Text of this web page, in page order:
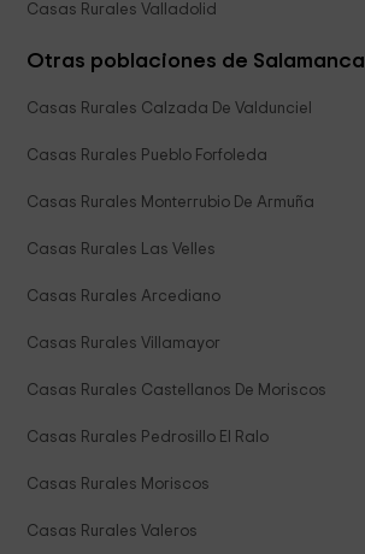
Casas Rurales Valladolid
Otras poblaciones de Salamanca
Casas Rurales Calzada De Valdunciel
Casas Rurales Pueblo Forfoleda
Casas Rurales Monterrubio De Armuña
Casas Rurales Las Velles
Casas Rurales Arcediano
Casas Rurales Villamayor
Casas Rurales Castellanos De Moriscos
Casas Rurales Pedrosillo El Ralo
Casas Rurales Moriscos
Casas Rurales Valeros